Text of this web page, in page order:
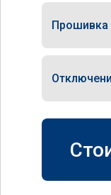
Прошивка